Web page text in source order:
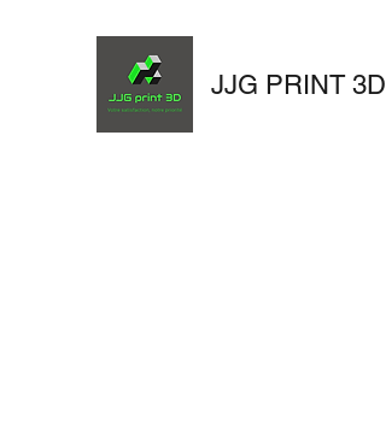
JJG PRINT 3D